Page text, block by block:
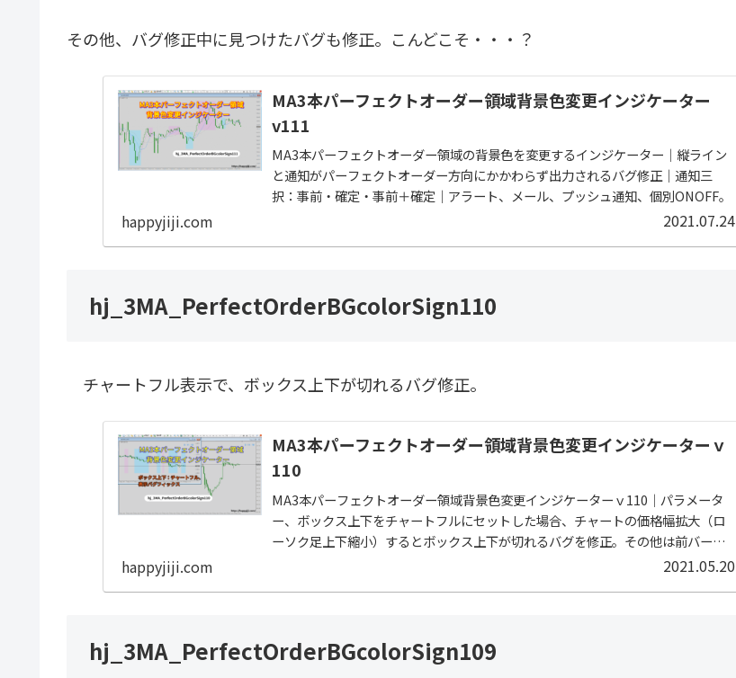
その他、バグ修正中に見つけたバグも修正。こんどこそ・・・？
MA3本パーフェクトオーダー領域背景色変更インジケーター
v111
MA3本パーフェクトオーダー領域の背景色を変更するインジケーター｜縦ライン
と通知がパーフェクトオーダー方向にかかわらず出力されるバグ修正｜通知三
択：事前・確定・事前＋確定｜アラート、メール、プッシュ通知、個別ONOFF。
happyjiji.com 2021.07.24
hj_3MA_PerfectOrderBGcolorSign110
チャートフル表示で、ボックス上下が切れるバグ修正。
MA3本パーフェクトオーダー領域背景色変更インジケーターｖ
110
MA3本パーフェクトオーダー領域背景色変更インジケーターｖ110｜パラメータ
ー、ボックス上下をチャートフルにセットした場合、チャートの価格幅拡大（ロ
ーソク足上下縮小）するとボックス上下が切れるバグを修正。その他は前バージ
happyjiji.com 2021.05.20
hj_3MA_PerfectOrderBGcolorSign109